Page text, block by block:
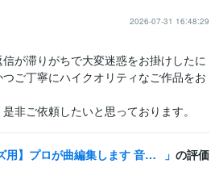
2026-07-31 16:48:29
が滞りがちで大変迷惑をお掛けしたに
ご丁寧にハイクオリティなご作品をお
非ご依頼したいと思っております。
1000円〜【フリーポーズ用】プロが曲編集します 音楽で差が付く！最後の一音まで美しく、筋肉美が引き立つ一曲に の評価